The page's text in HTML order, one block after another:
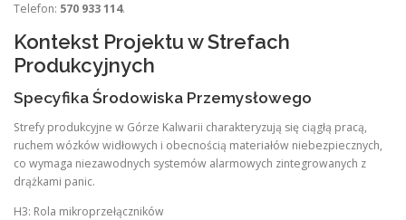
Telefon: 570 933 114.
Kontekst Projektu w Strefach
Produkcyjnych
Specyfika Środowiska Przemysłowego
Strefy produkcyjne w Górze Kalwarii charakteryzują się ciągłą pracą,
ruchem wózków widłowych i obecnością materiałów niebezpiecznych,
co wymaga niezawodnych systemów alarmowych zintegrowanych z
drążkami panic.
H3: Rola mikroprzełączników